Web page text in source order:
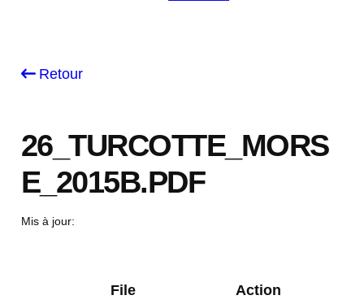
Retour
26_TURCOTTE_MORS
E_2015B.PDF
Mis à jour:
File
Action